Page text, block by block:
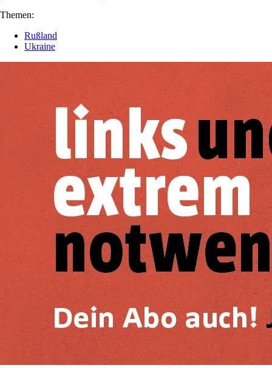
Themen:
Rußland
Ukraine